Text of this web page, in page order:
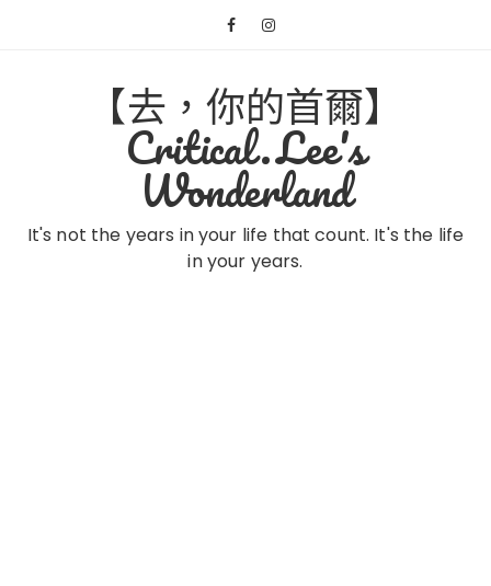
【去，你的首爾】
Critical.Lee's
Wonderland
It's not the years in your life that count. It's the life
in your years.